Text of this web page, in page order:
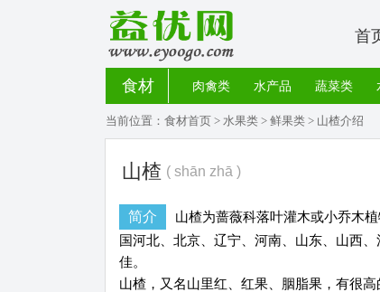
首
食材 肉禽类 水产品 蔬菜类
当前位置： 食材首页 > 水果类 > 鲜果类 > 山楂介绍
山楂 ( shān zhā )
简介
山楂为蔷薇科落叶灌木或小乔木
国河北、北京、辽宁、河南、山东、山西
佳。
山楂，又名山里红、红果、胭脂果，有很